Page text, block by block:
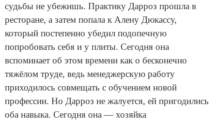
судьбы не убежишь. Практику Дарроз прошла в
ресторане, а затем попала к Алену Дюкассу,
который постепенно убедил подопечную
попробовать себя и у плиты. Сегодня она
вспоминает об этом времени как о бесконечно
тяжёлом труде, ведь менеджерскую работу
приходилось совмещать с обучением новой
профессии. Но Дарроз не жалуется, ей пригодились
оба навыка. Сегодня она — хозяйка